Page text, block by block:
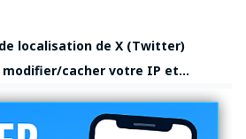
localisation de X (Twitter)
modifier/cacher votre IP et